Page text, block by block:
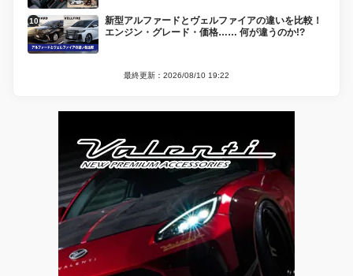
新型アルファードとヴェルファイアの違いを比較！
エンジン・グレード・価格…… 何が違うのか!?
最終更新：2026/08/10 19:22